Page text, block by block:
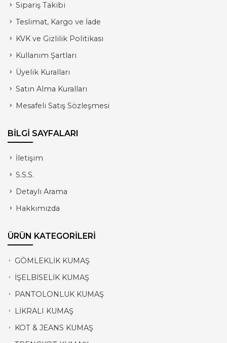
Sipariş Takibi
Teslimat, Kargo ve İade
KVK ve Gizlilik Politikası
Kullanım Şartları
Üyelik Kuralları
Satın Alma Kuralları
Mesafeli Satış Sözleşmesi
BİLGİ SAYFALARI
İletişim
S.S.S.
Detaylı Arama
Hakkımızda
ÜRÜN KATEGORİLERİ
GÖMLEKLİK KUMAŞ
İŞELBİSELİK KUMAŞ
PANTOLONLUK KUMAŞ
LİKRALI KUMAŞ
KOT & JEANS KUMAŞ